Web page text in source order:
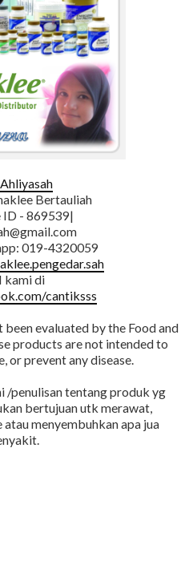
Bertauliah
ID - 869539|
019-4320059
kami di
cantiksss
evaluated by the Food and
products are not intended to
or prevent any disease.
/penulisan tentang produk yg
bertujuan utk merawat,
menyembuhkan apa jua